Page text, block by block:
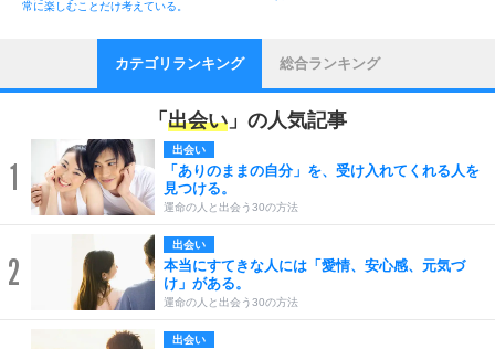
常に楽しむことだけ考えている。
カテゴリランキング 総合ランキング
「 出会い 」の人気記事
1
出会い
「ありのままの自分」を、受け入れてくれる人を
見つける。
運命の人と出会う30の方法
2
出会い
本当にすてきな人には「愛情、安心感、元気づ
け」がある。
運命の人と出会う30の方法
出会い